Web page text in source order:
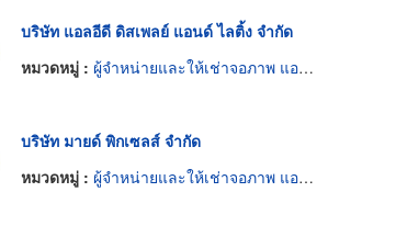
บริษัท แอลอีดี ดิสเพลย์ แอนด์ ไลติ้ง จำกัด
หมวดหมู่ : ผู้จำหน่ายและให้เช่าจอภาพ แอลอีดี
บริษัท มายด์ พิกเซลส์ จำกัด
หมวดหมู่ : ผู้จำหน่ายและให้เช่าจอภาพ แอลอีดี